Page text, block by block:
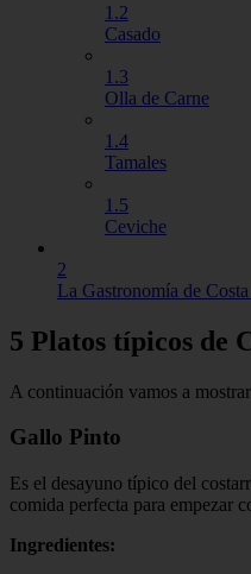
1.2
Casado
1.3
Olla de Carne
1.4
Tamales
1.5
Ceviche
2
La Gastronomía de
5 Platos típicos de
A continuación vamos a
Gallo Pinto
Es el desayuno típico del
comida perfecta para empezar
Ingredientes: